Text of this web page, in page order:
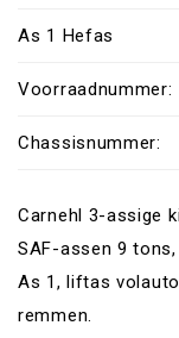
As 1 Hefas
Voorraadnummer:
Chassisnummer:
Carnehl 3-assige
SAF-assen 9
As 1, liftas
remmen.